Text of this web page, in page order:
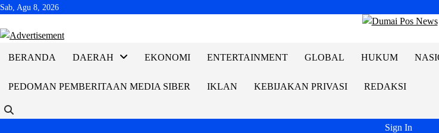
Skip
content
Sab, Agu 8, 2026
BERANDA DAERAH EKONOMI ENTERTAINMENT GLOBAL HUKUM
PEDOMAN PEMBERITAAN MEDIA SIBER IKLAN KEBIJAKAN PRIVASI REDAKSI
Sign In